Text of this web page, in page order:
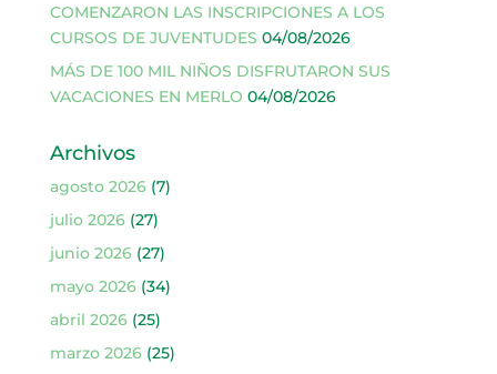
COMENZARON LAS INSCRIPCIONES A LOS
CURSOS DE JUVENTUDES 04/08/2026
MÁS DE 100 MIL NIÑOS DISFRUTARON SUS
VACACIONES EN MERLO 04/08/2026
Archivos
agosto 2026(7)
julio 2026(27)
junio 2026(27)
mayo 2026(34)
abril 2026(25)
marzo 2026(25)